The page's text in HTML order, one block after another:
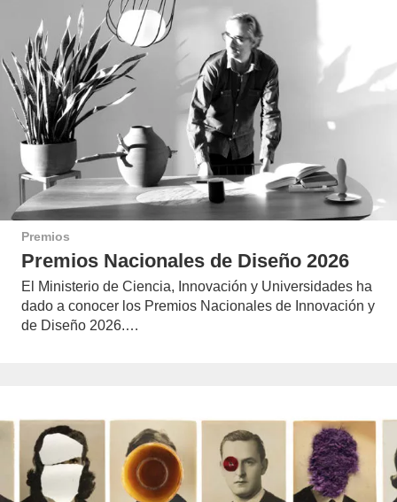
Premios
Premios Nacionales de Diseño 2026
El Ministerio de Ciencia, Innovación y Universidades ha
dado a conocer los Premios Nacionales de Innovación y
de Diseño 2026.…